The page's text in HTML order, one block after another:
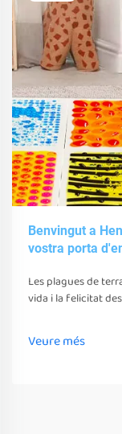
Benvingut a
vostra porta
Les plagues de
vida i la felicitat
equips poden
Veure més